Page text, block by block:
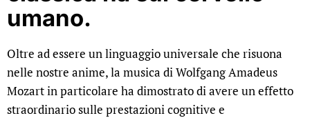
umano.
Oltre ad essere un linguaggio universale che risuona
nelle nostre anime, la musica di Wolfgang Amadeus
Mozart in particolare ha dimostrato di avere un effetto
straordinario sulle prestazioni cognitive e